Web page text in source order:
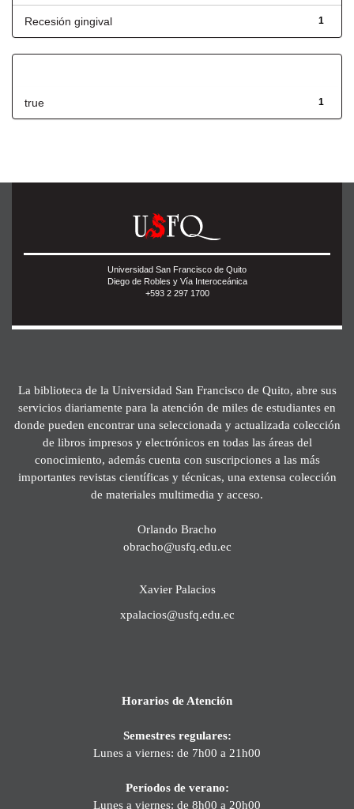
1
Recesión gingival
1
true
Universidad San Francisco de Quito
Diego de Robles y Vía Interoceánica
+593 2 297 1700
La biblioteca de la Universidad San Francisco de Quito, abre sus
servicios diariamente para la atención de miles de estudiantes en
donde pueden encontrar una seleccionada y actualizada colección
de libros impresos y electrónicos en todas las áreas del
conocimiento, además cuenta con suscripciones a las más
importantes revistas científicas y técnicas, una extensa colección
de materiales multimedia y acceso.
Orlando Bracho
obracho@usfq.edu.ec
Xavier Palacios
xpalacios@usfq.edu.ec
Horarios de Atención
Semestres regulares:
Lunes a viernes: de 7h00 a 21h00
Períodos de verano:
Lunes a viernes: de 8h00 a 20h00